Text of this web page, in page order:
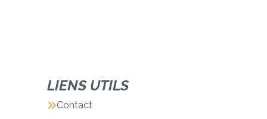
LIENS UTILS
Contact